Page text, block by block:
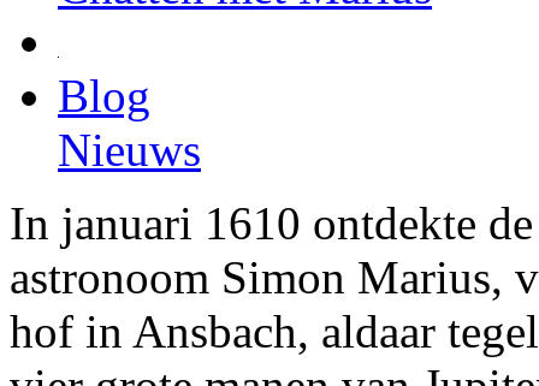
Blog
Nieuws
In januari 1610 ontdekte
astronoom Simon Marius,
hof in Ansbach, aldaar